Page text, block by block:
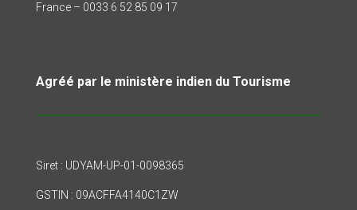
France – 0033 6 52 85 09 17
Agréé par le ministère indien du Tourisme
Siret : UDYAM-UP-01-0098365
GSTIN : 09ACFFA4140C1ZW